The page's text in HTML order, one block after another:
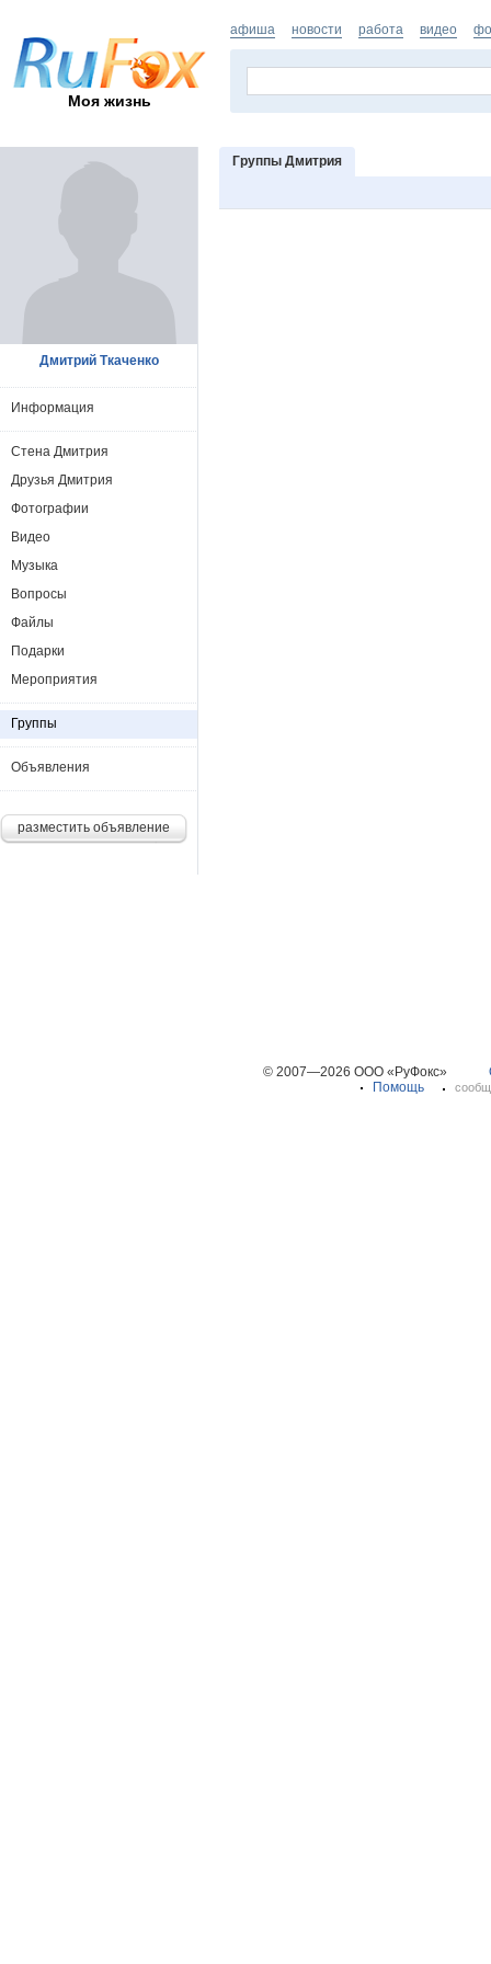
Моя жизнь
афиша новости работа видео
Группы Дмитрия
Дмитрий Ткаченко
Информация
Стена Дмитрия
Друзья Дмитрия
Фотографии
Видео
Музыка
Вопросы
Файлы
Подарки
Мероприятия
Группы
Объявления
разместить объявление
© 2007—2026 ООО «РуФокс»
Помощь